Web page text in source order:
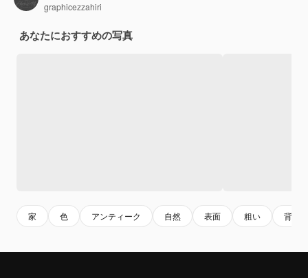
graphicezzahiri
あなたにおすすめの写真
家 色 アンティーク 自然 表面 粗い 背景